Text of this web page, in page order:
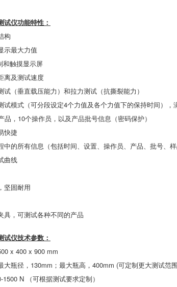
试仪功能特性：
构
示最大力值
和触摸显示屏
离及测试速度
试（垂直载压能力）和拉力测试（抗撕裂能力）
试模式（可分段设定4个力值及各个力值下的保持时间），
品，10个操作员，以及产品批号信息（密码保护）
快捷
中的所有信息（包括时间、设置、操作员、产品、批号、样
曲线
坚固耐用
具，可测试各种不同的产品
试仪技术参数：
x 400 x 900 mm
大瓶径，130mm；最大瓶高，400mm (可定制更大测试范
N （可根据测试要求定制）